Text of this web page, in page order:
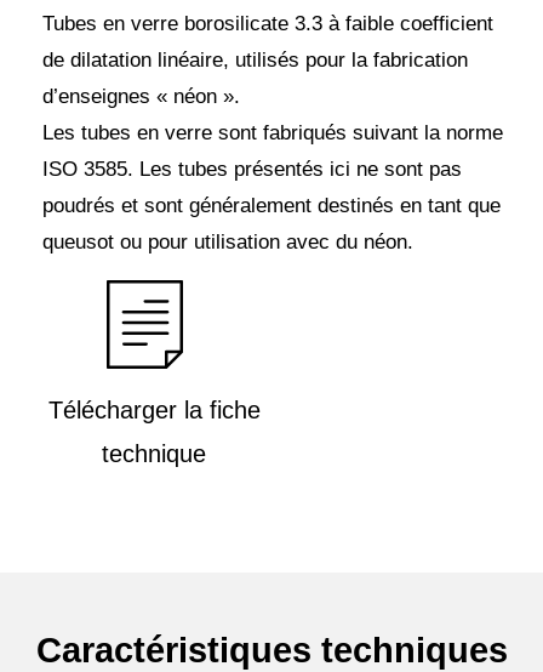
Tubes en verre borosilicate 3.3 à faible coefficient
de dilatation linéaire, utilisés pour la fabrication
d’enseignes « néon ».
Les tubes en verre sont fabriqués suivant la norme
ISO 3585. Les tubes présentés ici ne sont pas
poudrés et sont généralement destinés en tant que
queusot ou pour utilisation avec du néon.
Télécharger la fiche
technique
Caractéristiques techniques